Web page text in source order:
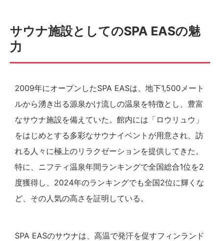
サウナ施設としてのSPA EASの魅
力
2009年にオープンしたSPA EASは、地下1,500メート
ルから湧き出る源泉かけ流しの温泉を特徴とし、豊富
なサウナ施設を備えていた。館内には「ロウリュウ」
をはじめとする多彩なサウナイベントが用意され、訪
れる人々に極上のリラクゼーションを提供してきた。
特に、ニフティ温泉年間ランキングで全国総合1位を2
度獲得し、2024年のランキングでも全国2位に輝くな
ど、その人気の高さを証明している。
SPA EASのサウナは、高温で発汗を促すフィンランド